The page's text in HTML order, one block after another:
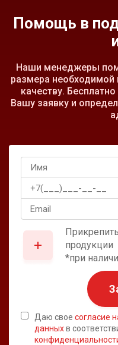
Помощь в
Наши менеджеры
размера необходимой
качеству.
Вашу заявку и
продукции
*при
Даю свое согласие
данныхв